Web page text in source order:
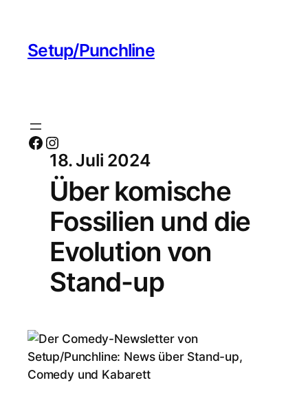
Setup/Punchline
Facebook Instagram
18. Juli 2024
Über komische
Fossilien und die
Evolution von
Stand-up